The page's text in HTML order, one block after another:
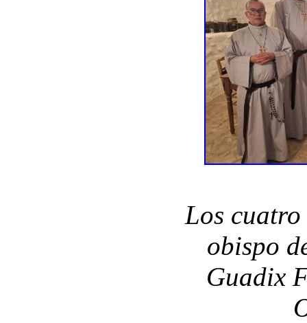
Los
obispo
Guadix